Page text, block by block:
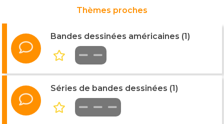
Thèmes proches
Bandes dessinées américaines (1)
Séries de bandes dessinées (1)